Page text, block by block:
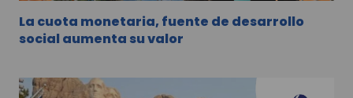
La cuota monetaria, fuente de desarrollo
social aumenta su valor